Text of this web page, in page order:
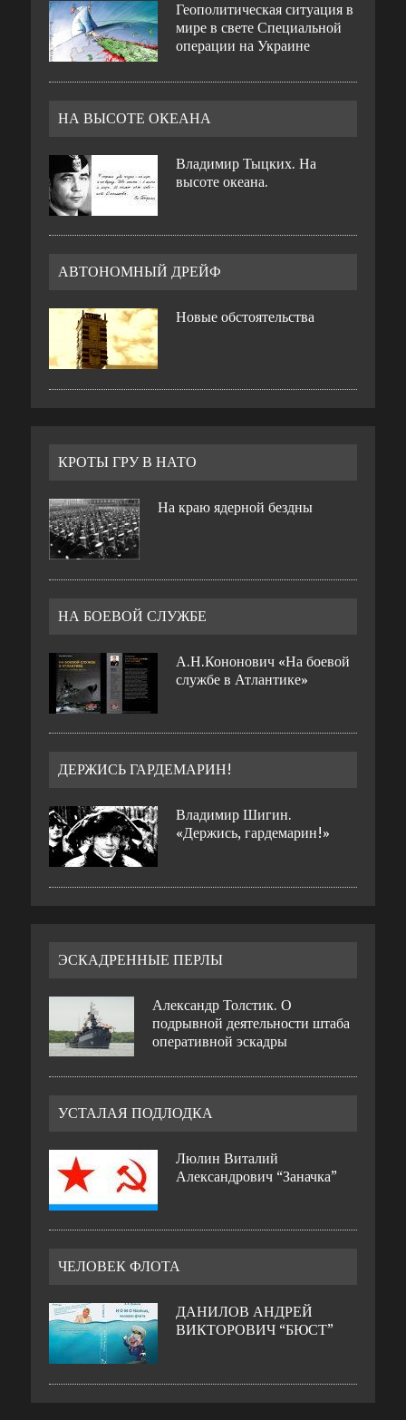
Геополитическая ситуация в
мире в свете Специальной
операции на Украине
НА ВЫСОТЕ ОКЕАНА
Владимир Тыцких. На
высоте океана.
АВТОНОМНЫЙ ДРЕЙФ
Новые обстоятельства
КРОТЫ ГРУ В НАТО
На краю ядерной бездны
НА БОЕВОЙ СЛУЖБЕ
А.Н.Кононович «На боевой
службе в Атлантике»
ДЕРЖИСЬ ГАРДЕМАРИН!
Владимир Шигин.
«Держись, гардемарин!»
ЭСКАДРЕННЫЕ ПЕРЛЫ
Александр Толстик. О
подрывной деятельности штаба
оперативной эскадры
УСТАЛАЯ ПОДЛОДКА
Люлин Виталий
Александрович “Заначка”
ЧЕЛОВЕК ФЛОТА
ДАНИЛОВ АНДРЕЙ
ВИКТОРОВИЧ “БЮСТ”